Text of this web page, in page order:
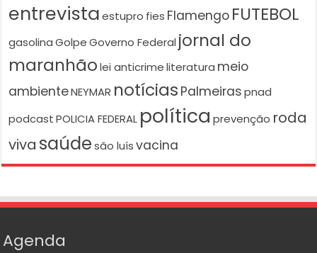
entrevista estupro fies Flamengo FUTEBOL
gasolina Golpe Governo Federal jornal do
maranhão lei anticrime literatura meio
ambienteNEYMAR notícias Palmeiras pnad
podcast POLICIA FEDERAL política prevenção roda
viva saúde são luís vacina
Agenda